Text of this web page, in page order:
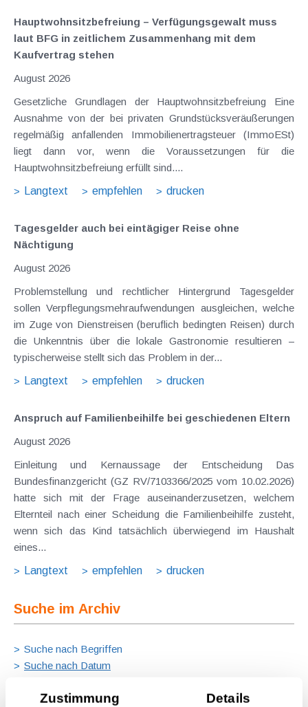
Zustimmung Details
Hauptwohnsitz​­befreiung – Verfügungsgewalt muss
laut BFG in zeitlichem Zusammenhang mit dem
Kaufvertrag stehen
August 2026
Gesetzliche Grundlagen der Hauptwohnsitzbefreiung Eine
Ausnahme von der bei privaten Grundstücksveräußerungen
regelmäßig anfallenden Immobilienertragsteuer (ImmoESt)
liegt dann vor, wenn die Voraussetzungen für die
Hauptwohnsitzbefreiung erfüllt sind....
Langtext
empfehlen drucken
Tagesgelder auch bei eintägiger Reise ohne
Nächtigung
August 2026
Problemstellung und rechtlicher Hintergrund Tagesgelder
sollen Verpflegungsmehraufwendungen ausgleichen, welche
im Zuge von Dienstreisen (beruflich bedingten Reisen) durch
die Unkenntnis über die lokale Gastronomie resultieren –
typischerweise stellt sich das Problem in der...
Langtext
empfehlen drucken
Anspruch auf Familienbeihilfe bei geschiedenen Eltern
August 2026
Einleitung und Kernaussage der Entscheidung Das
Bundesfinanzgericht (GZ RV/7103366/2025 vom 10.02.2026)
hatte sich mit der Frage auseinanderzusetzen, welchem
Elternteil nach einer Scheidung die Familienbeihilfe zusteht,
wenn sich das Kind tatsächlich überwiegend im Haushalt
eines...
Langtext
empfehlen drucken
Suche im Archiv
Suche nach Begriffen
Suche nach Datum